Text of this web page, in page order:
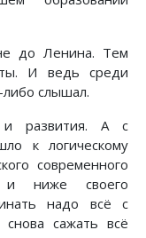
до Ленина. Тем
И ведь среди
слышал.
развития. А с
к логическому
современного
и ниже своего
надо всё с
сажать всё